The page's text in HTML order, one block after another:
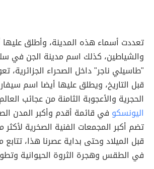
تعددت أسماء هذه المدينة، وأطلق عليها
والشياطين، كذلك اسم مدينة الجن في
"طاسيلي ناجر" داخل الصحراء الجزائرية،
قبل التاريخ، ويطلق عليها أيضا اسم سيفار
الحجرية والأعجوبة الثامنة من عجائب
اليونسكو في قائمة أقدم وأكبر المدن
قبل الميلاد وحتى بداية عصرنا هذا، تتابع
في الطقس وهجرة الثروة الحيوانية